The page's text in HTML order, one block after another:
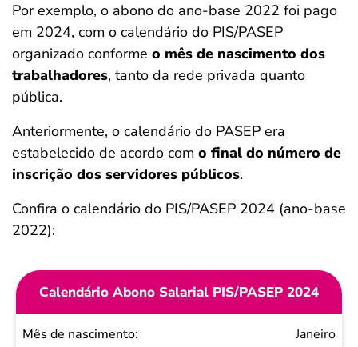
Por exemplo, o abono do ano-base 2022 foi pago
em 2024, com o calendário do PIS/PASEP
organizado conforme o mês de nascimento dos
trabalhadores, tanto da rede privada quanto
pública.
Anteriormente, o calendário do PASEP era
estabelecido de acordo com o final do número de
inscrição dos servidores públicos.
Confira o calendário do PIS/PASEP 2024 (ano-base
2022):
Calendário Abono Salarial PIS/PASEP 2024
Mês de
Janeiro